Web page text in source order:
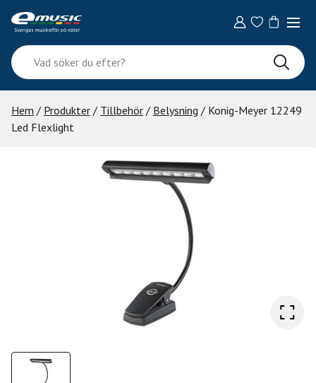
content
Vad
söker
du
efter?
Hem / Produkter / Tillbehör / Belysning / Konig-Meyer 12249
Led Flexlight